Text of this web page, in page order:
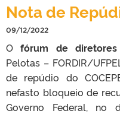
Nota de
09/12/2022
Ofórum de diretores
Pelotas – FORDIR/
de repúdio do
nefasto bloqueio de
Governo Federal, no